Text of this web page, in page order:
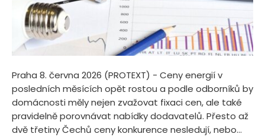
Praha 8. června 2026 (PROTEXT) - Ceny energií v
posledních měsících opět rostou a podle odborníků by
domácnosti měly nejen zvažovat fixaci cen, ale také
pravidelně porovnávat nabídky dodavatelů. Přesto až
dvě třetiny Čechů ceny konkurence nesledují, nebo...